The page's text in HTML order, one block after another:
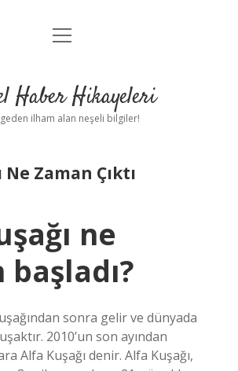
Anasayfa
Yasal Uyarı
menüyü
Haber Hikayeleri
ilham alan neşeli bilgiler!
Zaman Çıktı
ne
sonra gelir ve dünyada
2010’un son ayından
Alfa Kuşağı denir. Alfa Kuşağı,